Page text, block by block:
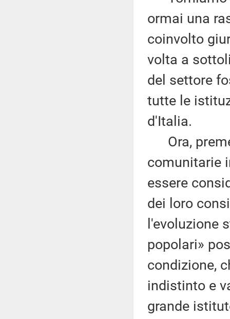
ormai una
coinvolto
volta a
del settore
tutte le
d'Italia.
Ora,
comunitarie
essere
dei loro
l'evoluzione
popolari»
condizione,
indistinto e
grande